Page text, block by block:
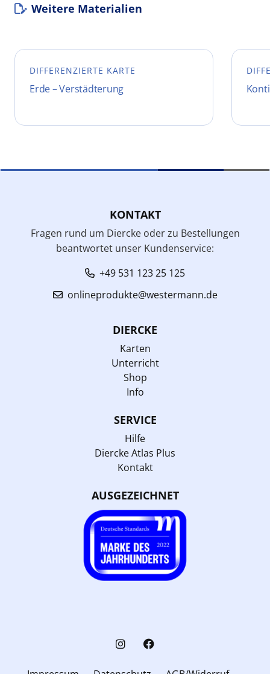
Weitere Materialien
DIFFERENZIERTE KARTE
Erde – Verstädterung
KONTAKT
Fragen rund um Diercke oder zu Bestellungen
beantwortet unser Kundenservice:
+49 531 123 25 125
onlineprodukte@westermann.de
DIERCKE
Karten
Unterricht
Shop
Info
SERVICE
Hilfe
Diercke Atlas Plus
Kontakt
AUSGEZEICHNET